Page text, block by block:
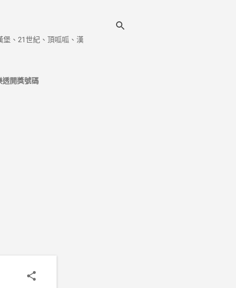
堡、21世紀、頂呱呱、漢
透開獎號碼